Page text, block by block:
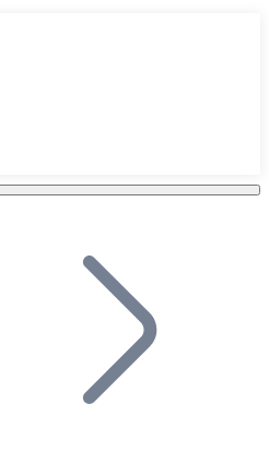
en tu plataforma.
en tu negocio y permite que
tu ecosistema.